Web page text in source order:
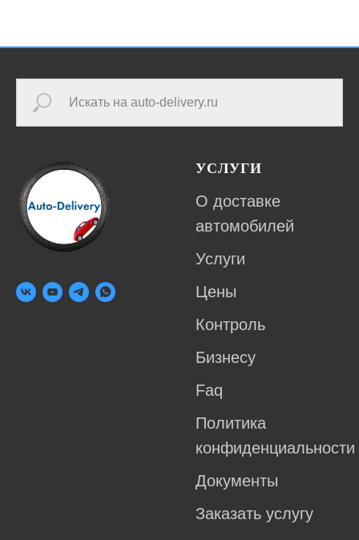
УСЛУГИ
О доставке
автомобилей
Услуги
Цены
Контроль
Бизнесу
Faq
Политика
конфиденциальности
Документы
Заказать услугу